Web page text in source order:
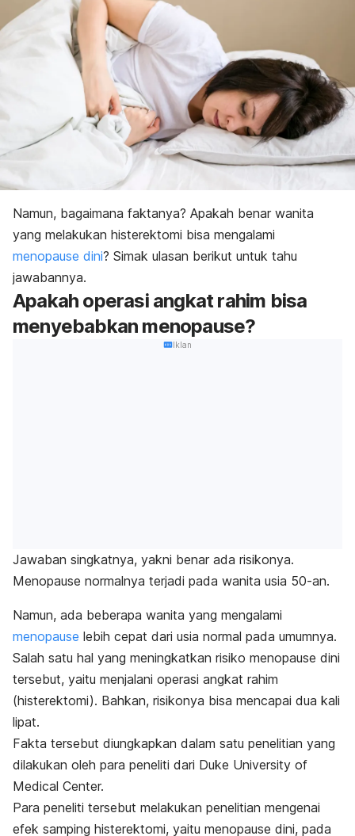
Namun, bagaimana faktanya? Apakah benar wanita
yang melakukan histerektomi bisa mengalami
menopause dini? Simak ulasan berikut untuk tahu
jawabannya.
Apakah operasi angkat rahim bisa
menyebabkan menopause?
Iklan
Jawaban singkatnya, yakni benar ada risikonya.
Menopause normalnya terjadi pada wanita usia 50-an.
Namun, ada beberapa wanita yang mengalami
menopause lebih cepat dari usia normal pada umumnya.
Salah satu hal yang meningkatkan risiko menopause dini
tersebut, yaitu menjalani operasi angkat rahim
(histerektomi). Bahkan, risikonya bisa mencapai dua kali
lipat.
Fakta tersebut diungkapkan dalam satu penelitian yang
dilakukan oleh para peneliti dari Duke University of
Medical Center.
Para peneliti tersebut melakukan penelitian mengenai
efek samping histerektomi, yaitu menopause dini, pada